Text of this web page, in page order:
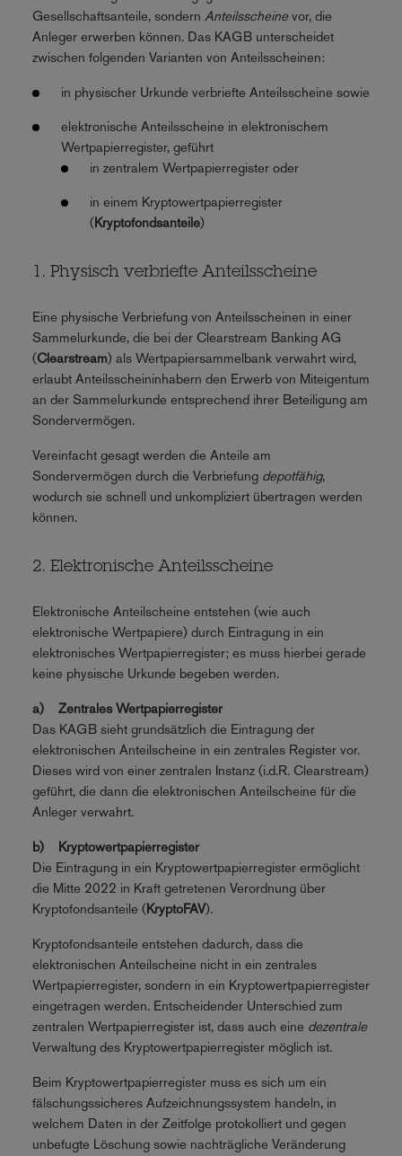
Gesellschaftsanteile, sondern Anteilsscheine vor, die
Anleger erwerben können. Das KAGB unterscheidet
zwischen folgenden Varianten von Anteilsscheinen:
in physischer Urkunde verbriefte Anteilsscheine sowie
elektronische Anteilsscheine in elektronischem
Wertpapierregister, geführt
in zentralem Wertpapierregister oder
in einem Kryptowertpapierregister
(Kryptofondsanteile)
1. Physisch verbriefte Anteilsscheine
Eine physische Verbriefung von Anteilsscheinen in einer
Sammelurkunde, die bei der Clearstream Banking AG
(Clearstream) als Wertpapiersammelbank verwahrt wird,
erlaubt Anteilsscheininhabern den Erwerb von Miteigentum
an der Sammelurkunde entsprechend ihrer Beteiligung am
Sondervermögen.
Vereinfacht gesagt werden die Anteile am
Sondervermögen durch die Verbriefung depotfähig,
wodurch sie schnell und unkompliziert übertragen werden
können.
2. Elektronische Anteilsscheine
Elektronische Anteilscheine entstehen (wie auch
elektronische Wertpapiere) durch Eintragung in ein
elektronisches Wertpapierregister; es muss hierbei gerade
keine physische Urkunde begeben werden.
a) Zentrales Wertpapierregister
Das KAGB sieht grundsätzlich die Eintragung der
elektronischen Anteilscheine in ein zentrales Register vor.
Dieses wird von einer zentralen Instanz (i.d.R. Clearstream)
geführt, die dann die elektronischen Anteilscheine für die
Anleger verwahrt.
b) Kryptowertpapierregister
Die Eintragung in ein Kryptowertpapierregister ermöglicht
die Mitte 2022 in Kraft getretenen Verordnung über
Kryptofondsanteile (KryptoFAV).
Kryptofondsanteile entstehen dadurch, dass die
elektronischen Anteilscheine nicht in ein zentrales
Wertpapierregister, sondern in ein Kryptowertpapierregister
eingetragen werden. Entscheidender Unterschied zum
zentralen Wertpapierregister ist, dass auch eine dezentrale
Verwaltung des Kryptowertpapierregister möglich ist.
Beim Kryptowertpapierregister muss es sich um ein
fälschungssicheres Aufzeichnungssystem handeln, in
welchem Daten in der Zeitfolge protokolliert und gegen
unbefugte Löschung sowie nachträgliche Veränderung